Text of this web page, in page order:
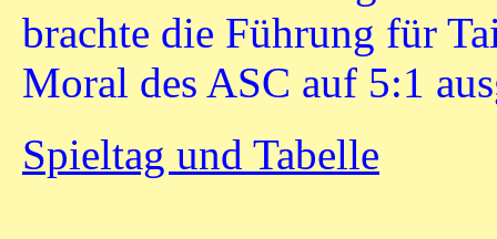
brachte die Führung für
Moral des ASC auf 5:1
Spieltag und Tabelle